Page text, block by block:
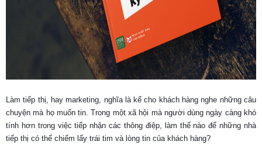
Làm tiếp thị, hay marketing, nghĩa là kể cho khách hàng nghe những câu
chuyện mà họ muốn tin. Trong một xã hội mà người dùng ngày càng khó
tính hơn trong việc tiếp nhận các thông điệp, làm thế nào để những nhà
tiếp thị có thể chiếm lấy trái tim và lòng tin của khách hàng?